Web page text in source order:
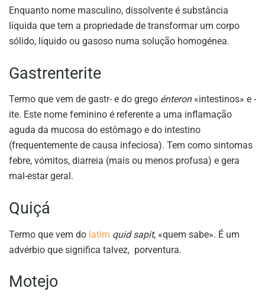
Enquanto nome masculino, dissolvente é substância
líquida que tem a propriedade de transformar um corpo
sólido, líquido ou gasoso numa solução homogénea.
Gastrenterite
Termo que vem de gastr- e do grego énteron «intestinos» e -
ite. Este nome feminino é referente a uma inflamação
aguda da mucosa do estômago e do intestino
(frequentemente de causa infeciosa). Tem como sintomas
febre, vómitos, diarreia (mais ou menos profusa) e gera
mal-estar geral.
Quiçá
Termo que vem do latim quid sapit, «quem sabe». É um
advérbio que significa talvez, porventura.
Motejo